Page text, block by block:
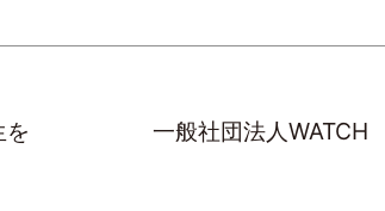
一般社団法人WATCH